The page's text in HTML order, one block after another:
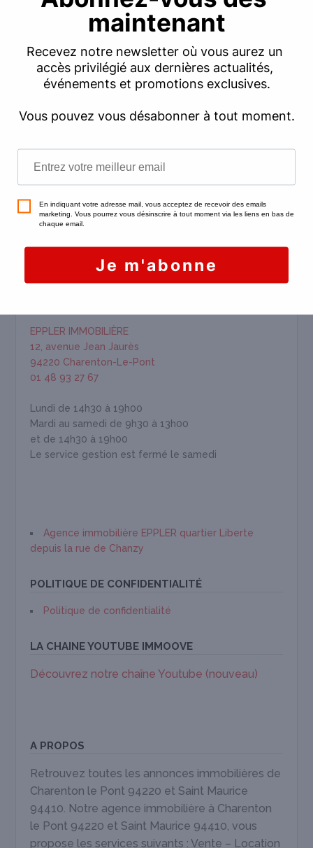
Commentaire*
EPPLER IMMOBILIÈRE
12, avenue Jean Jaurès
94220 Charenton-Le-Pont
01 48 93 27 67
Lundi de 14h30 à 19h00
Mardi au samedi de 9h30 à 13h00
et de 14h30 à 19h00
Le service gestion est fermé le samedi
Agence immobilière EPPLER quartier Liberte
depuis la rue de Chanzy
POLITIQUE DE CONFIDENTIALITÉ
Politique de confidentialité
LA CHAINE YOUTUBE IMMOOVE
Découvrez notre chaîne Youtube (nouveau)
A PROPOS
Retrouvez toutes les annonces immobilières de
Charenton le Pont 94220 et Saint Maurice
94410. Notre agence immobilière à Charenton
le Pont 94220 et Saint Maurice 94410, vous
propose les services suivants : Vente – Location